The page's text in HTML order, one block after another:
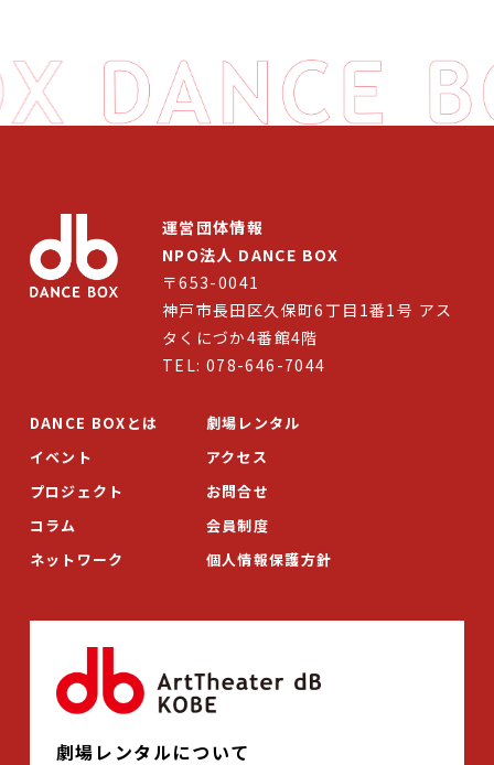
運営団体情報
NPO法人 DANCE BOX
〒653-0041
神戸市長田区久保町6丁目1番1号 アス
タくにづか4番館4階
TEL: 078-646-7044
DANCE BOXとは
イベント
プロジェクト
コラム
ネットワーク
劇場レンタル
アクセス
お問合せ
会員制度
個人情報保護方針
劇場レンタルについて